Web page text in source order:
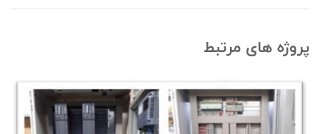
پروژه های مرتبط